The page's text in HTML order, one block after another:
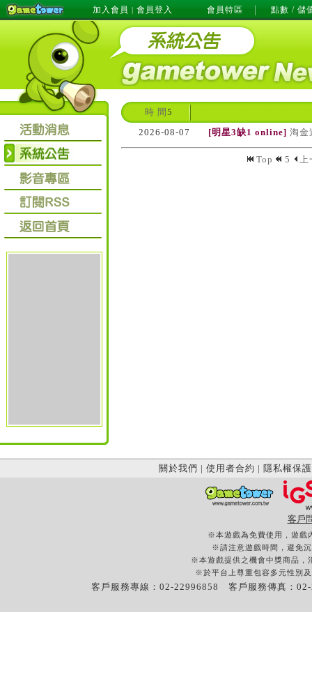
加入會員 | 會員登入 會員特區 點數 / 儲
時 間 5
2026-08-07
[明星3缺1 online] 淘金
Top 5 上
關於我們 | 使用者合約 | 隱私權保護
客戶
※本遊戲為免費使用，遊戲
※請注意遊戲時間，避免
※本遊戲提供之機會中獎商品，
※於平台上尊重包容多元性別
客戶服務專線：02-22996858 客戶服務傳真：